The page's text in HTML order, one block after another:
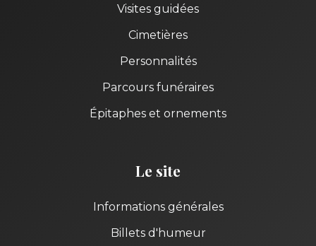
Visites guidées
Cimetières
Personnalités
Parcours funéraires
Épitaphes et ornements
Le site
Informations générales
Billets d'humeur